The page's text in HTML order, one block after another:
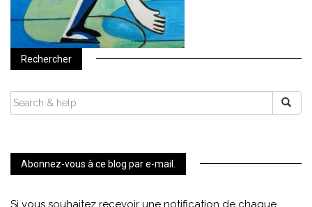
Rechercher
SEARCH
FOR:
Abonnez-vous à ce blog par e-mail.
Si vous souhaitez recevoir une notification de chaque